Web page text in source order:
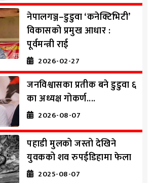
नेपालगञ्ज–डुडुवा ‘कनेक्टिभिटी’
विकासको प्रमुख आधार :
पूर्वमन्त्री राई
2026-02-27
जनविश्वासका प्रतीक बने डुडुवा ६
का अध्यक्ष गोकर्ण....
2026-08-07
पहाडी मुलको जस्तो देखिने
युवकको शव रुपईडिहामा फेला
2025-08-07